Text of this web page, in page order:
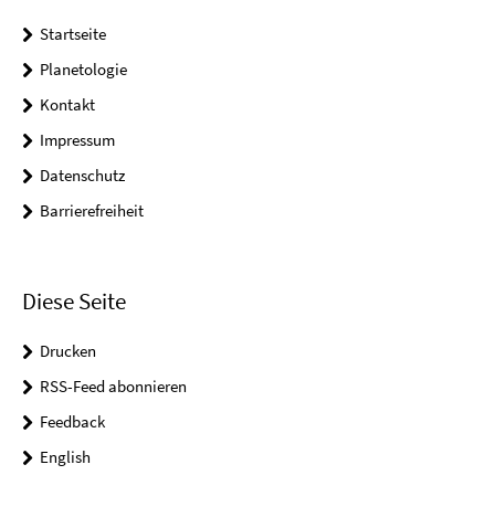
Startseite
Planetologie
Kontakt
Impressum
Datenschutz
Barrierefreiheit
Diese Seite
Drucken
RSS-Feed abonnieren
Feedback
English